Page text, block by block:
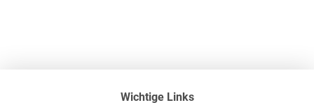
Wichtige Links